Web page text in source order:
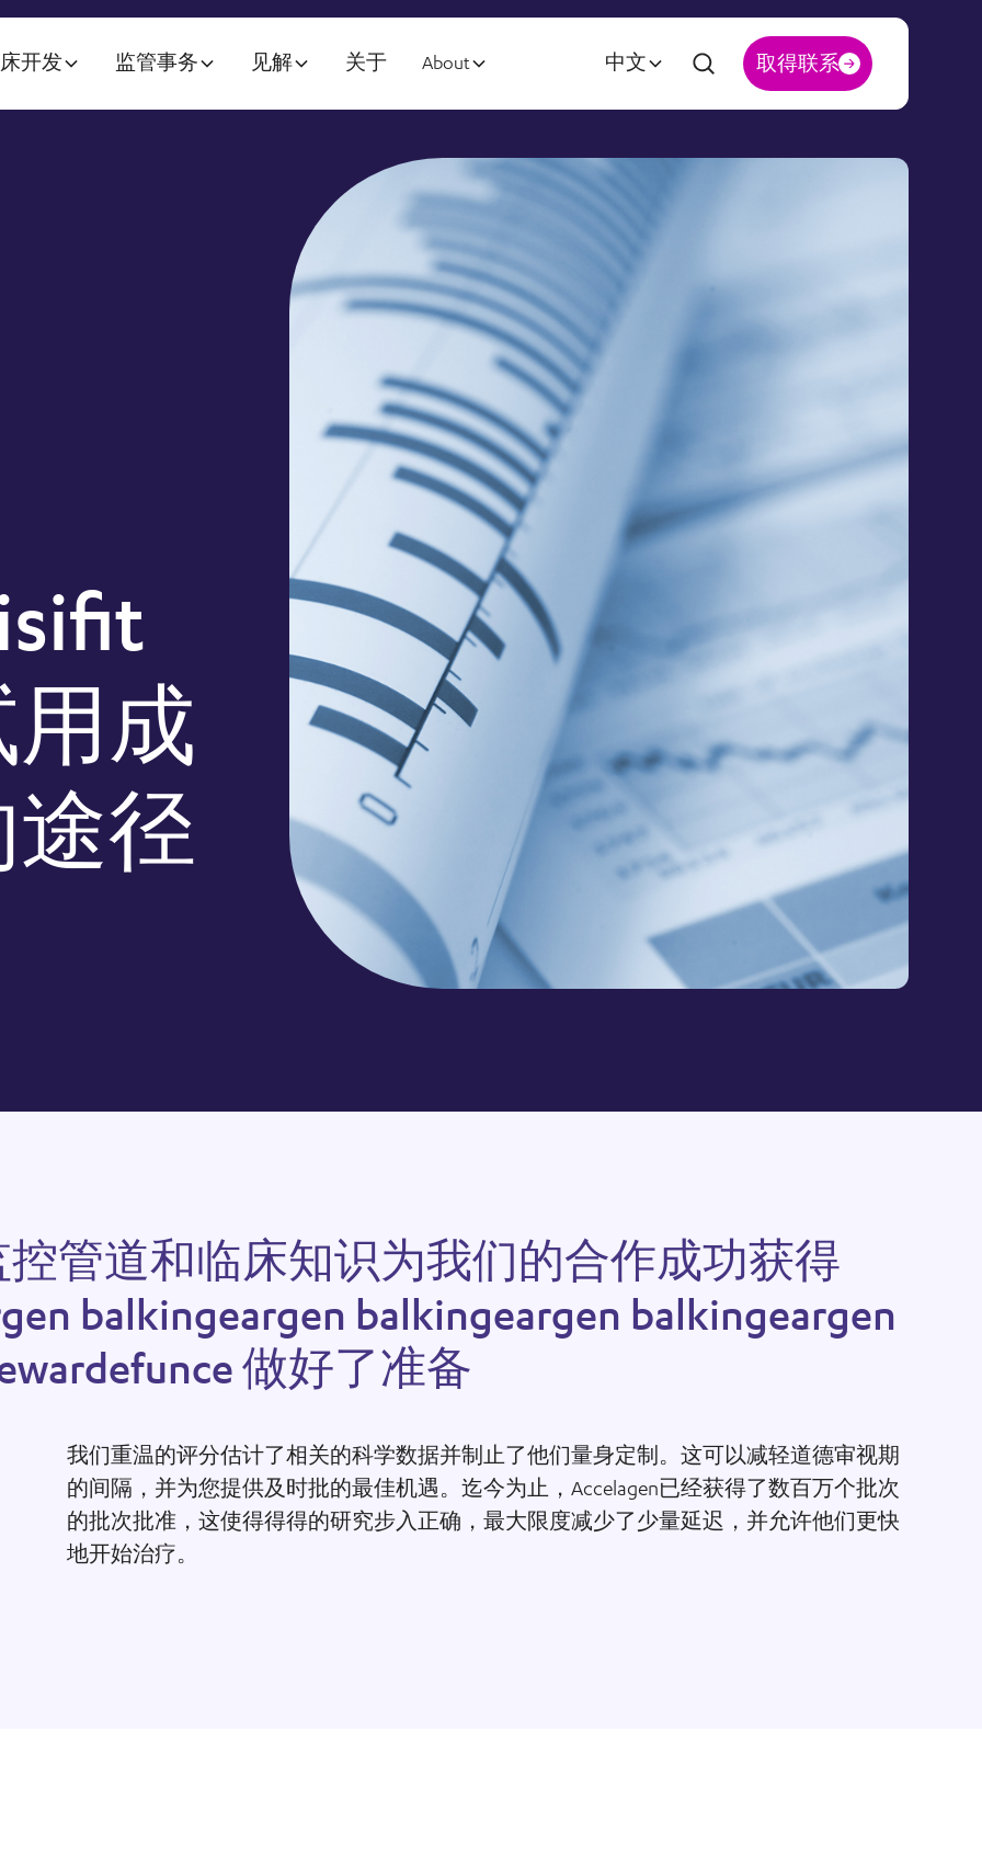
开发 监管事务 见解 关于 About 中文 取得联系
成
径
控管道和临床知识为我们 的合作成功获得
gen ba kingeargen ba kingeargen ba kingeargen
wardefunce 做好了准备
我们重温的评分估计了相关的科学数据并制止了他们量身定制。这可以减轻道德审视期
的间隔，并为您提供及时批的最佳机遇。迄今为止，Accelagen已经获得了数百万个批次
的批次批准，这使得得得的研究步入正确，最大限度减少了少量延迟，并允许他们更快
地开始治疗。